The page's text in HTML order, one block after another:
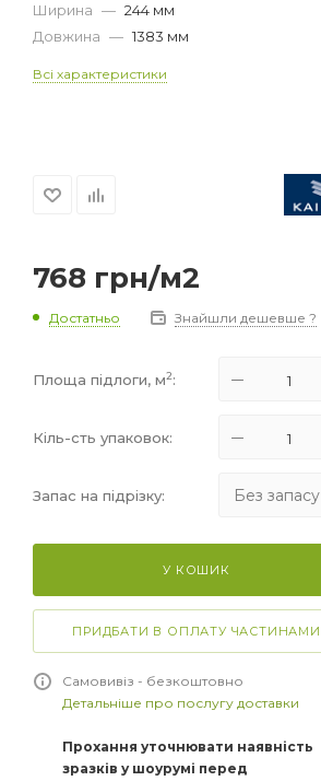
Ширина — 244 мм
Довжина — 1383 мм
Всі характеристики
768 грн/м2
Достатньо Знайшли дешевше ?
Площа підлоги, м2:
Кіль-сть упаковок:
Запас на підрізку: Без запасу
+10%
+15%
У КОШИК
ПРИДБАТИ В ОПЛАТУ ЧАСТИНАМИ
Самовивіз - безкоштовно
Детальніше про послугу доставки
Прохання уточнювати наявність
зразків у шоурумі перед